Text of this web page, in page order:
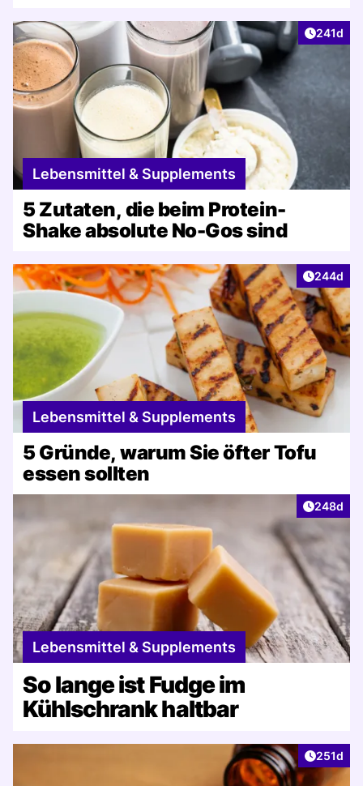
Artikel
241d
Lebensmittel & Supplements
5 Zutaten, die beim Protein-
Shake absolute No-Gos sind
Artikel
244d
Lebensmittel & Supplements
5 Gründe, warum Sie öfter Tofu
essen sollten
Artikel
248d
Lebensmittel & Supplements
So lange ist Fudge im
Kühlschrank haltbar
Artikel
251d